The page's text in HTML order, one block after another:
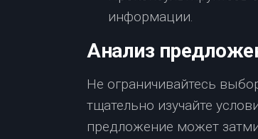
информации.
Анализ
Не ограничивайтесь
тщательно изучайте
предложение может